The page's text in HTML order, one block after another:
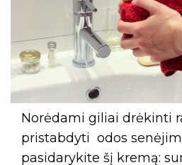
Norėdami giliai drėkinti
pristabdyti odos
pasidarykite šį kremą: